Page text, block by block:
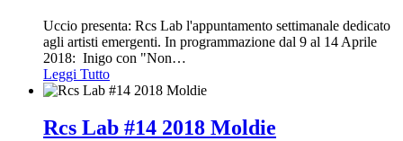
Uccio presenta: Rcs Lab l'appuntamento settimanale dedicato
agli artisti emergenti. In programmazione dal 9 al 14 Aprile
2018: Inigo con "Non…
Leggi Tutto
Rcs Lab #14 2018 Moldie